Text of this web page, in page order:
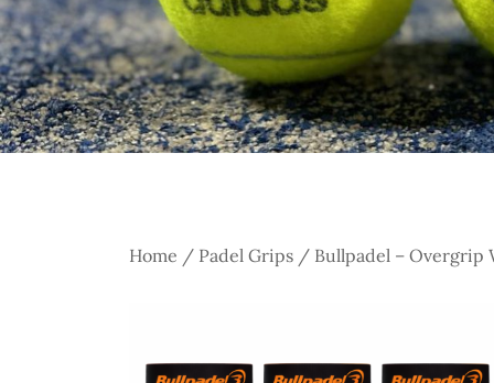
Home / Padel Grips / Bullpadel – Overgrip